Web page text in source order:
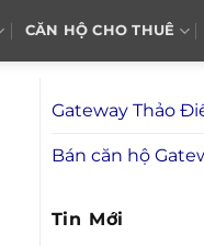
CĂN HỘ CHO THUÊ
Gateway Thảo
Bán căn hộ
Tin Mới